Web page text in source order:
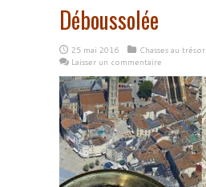
Déboussolée
25 mai 2016
Chasses au trésor
Laisser un commentaire